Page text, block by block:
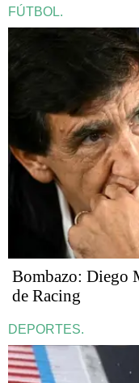
FÚTBOL.
Bombazo: Diego
de Racing
DEPORTES.